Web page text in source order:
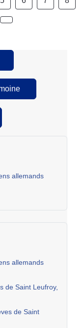
allemands
allemands
de Saint Leufroy,
de Saint